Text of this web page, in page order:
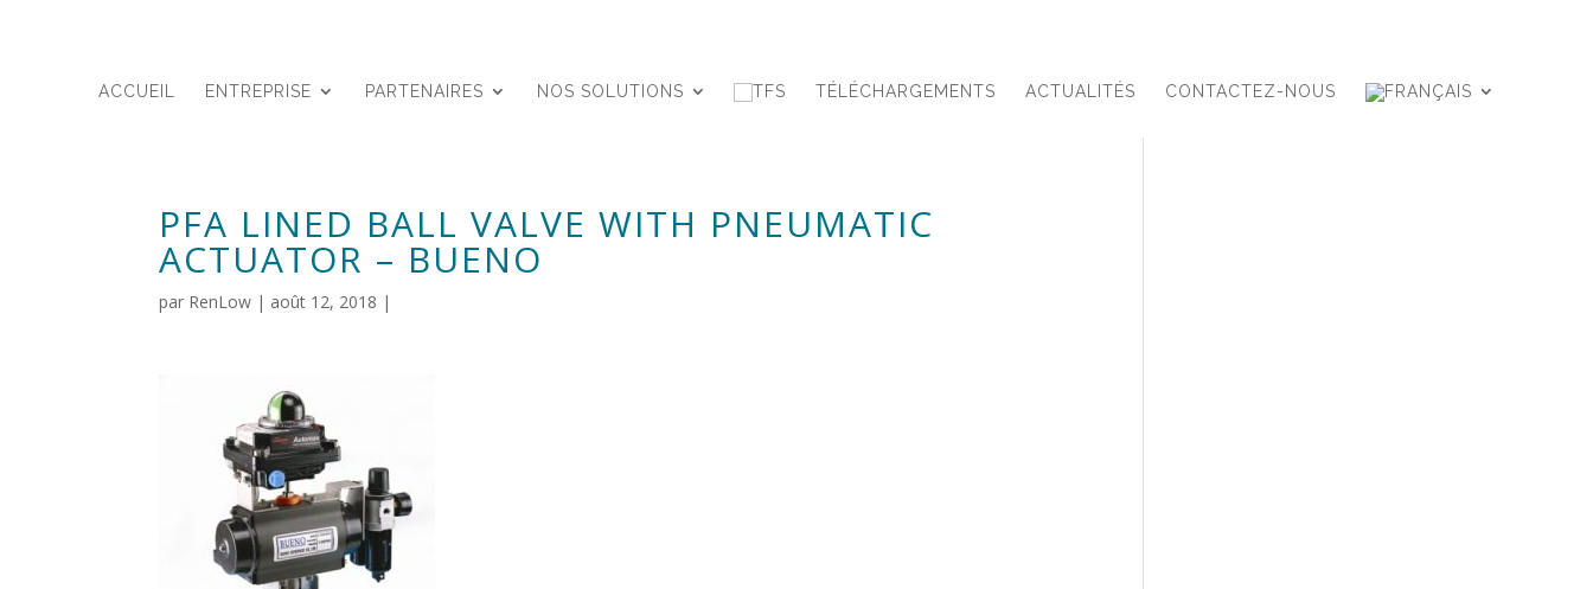
ACCUEIL ENTREPRISE PARTENAIRES NOS SOLUTIONS TÉLÉCHARGEMENTS ACTUALITÉS CONTACTEZ-NOUS
PFA LINED BALL VALVE WITH PNEUMATIC
ACTUATOR – BUENO
par RenLow | août 12, 2018 |